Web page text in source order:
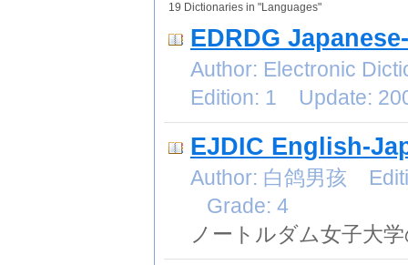
19 Dictionaries in "Languages"
EDRDG
Author: Electronic
Edition: 1 Update:
EJDIC English-
Author: 白鸽男孩
Grade: 4
ノートルダム女子大